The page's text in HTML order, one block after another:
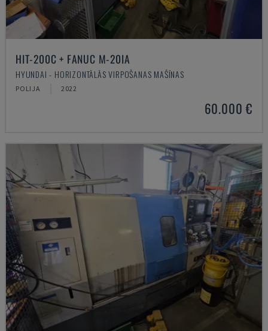
HIT-200C + FANUC M-20IA
HYUNDAI - HORIZONTĀLĀS VIRPOŠANAS MAŠĪNAS
POLIJA 2022
60.000 €